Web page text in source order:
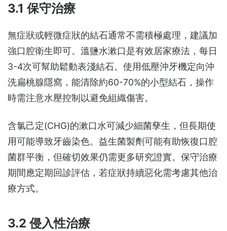
3.1 保守治療
無症狀或輕微症狀的結石通常不需積極處理，建議加
強口腔衛生即可。溫鹽水漱口是有效居家療法，每日
3-4次可幫助鬆動表淺結石。使用低壓沖牙機定向沖
洗扁桃腺隱窩，能清除約60-70%的小型結石，操作
時需注意水壓控制以避免組織傷害。
含氯己定(CHG)的漱口水可減少細菌孳生，但長期使
用可能導致牙齒染色。益生菌製劑可能有助恢復口腔
菌群平衡，但確切效果仍需更多研究證實。保守治療
期間應定期回診評估，若症狀持續惡化需考慮其他治
療方式。
3.2 侵入性治療